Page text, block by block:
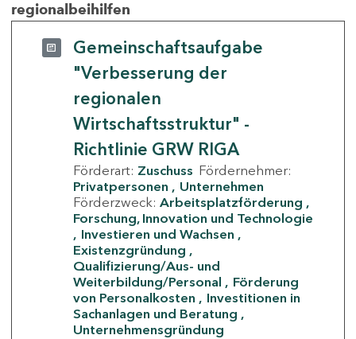
regionalbeihilfen
Gemeinschaftsaufgabe
"Verbesserung der
regionalen
Wirtschaftsstruktur" -
Richtlinie GRW RIGA
Förderart: Zuschuss Fördernehmer:
Privatpersonen
Unternehmen
Förderzweck: Arbeitsplatzförderung
Forschung, Innovation und Technologie
Investieren und Wachsen
Existenzgründung
Qualifizierung/Aus- und
Weiterbildung/Personal
Förderung
von Personalkosten
Investitionen in
Sachanlagen und Beratung
Unternehmensgründung